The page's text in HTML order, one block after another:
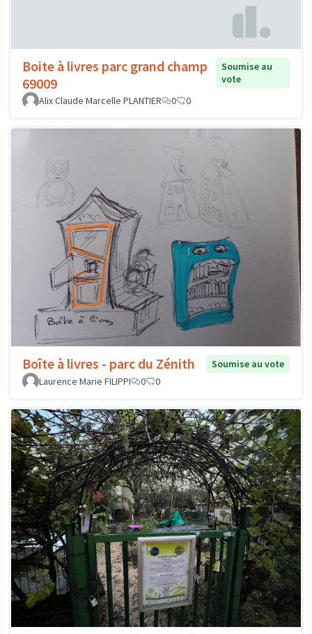
Boite à livres parc grand champ
69009
Soumise au
vote
Alix Claude Marcelle PLANTIER
0 0
Boîte à livres - parc du Zénith
Soumise au vote
Laurence Marie FILIPPI
0 0